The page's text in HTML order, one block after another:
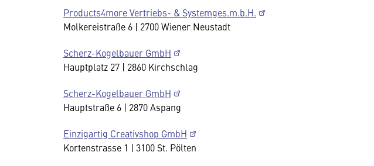
Products4more Vertriebs- & Systemges.m.b.H.
Molkereistraße 6 | 2700 Wiener Neustadt
Scherz-Kogelbauer GmbH
Hauptplatz 27 | 2860 Kirchschlag
Scherz-Kogelbauer GmbH
Hauptstraße 6 | 2870 Aspang
Einzigartig Creativshop GmbH
Kortenstrasse 1 | 3100 St. Pölten